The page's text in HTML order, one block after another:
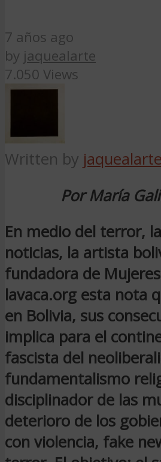
7 años ago
by jaquealarte
7.050 Views
Written by jaquealarte
Por María
En medio del terror,
noticias, la artista
fundadora de
lavaca.org esta nota
en Bolivia, sus
implica para el
fascista del
fundamentalismo
disciplinador de las
deterioro de los
con violencia, fake